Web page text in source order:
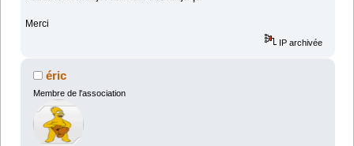
Merci
IP archivée
éric
Membre de l'association